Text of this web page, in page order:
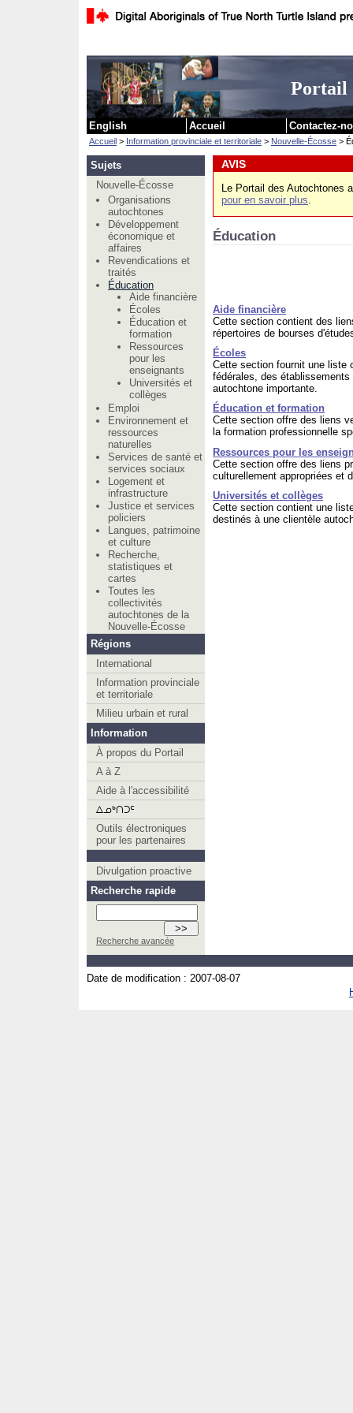
Portail
English Accueil Contactez-
Accueil > Information provinciale et territoriale > Nouvelle-Écosse >
Sujets
Nouvelle-Écosse
Organisations
autochtones
Développement
économique et
affaires
Revendications et
traités
Éducation
Aide financière
Écoles
Éducation et
formation
Ressources
pour les
enseignants
Universités et
collèges
Emploi
Environnement et
ressources
naturelles
Services de santé et
services sociaux
Logement et
infrastructure
Justice et services
policiers
Langues, patrimoine
et culture
Recherche,
statistiques et
cartes
Toutes les
collectivités
autochtones de la
Nouvelle-Écosse
Régions
International
Information provinciale
et territoriale
Milieu urbain et rural
Information
À propos du Portail
A à Z
Aide à l'accessibilité
Outils électroniques
pour les partenaires
Divulgation proactive
Recherche rapide
Recherche avancée
AVIS
Le Portail des Autochtones
pour en savoir plus.
Éducation
Aide financière
Cette section contient des
répertoires de bourses
Écoles
Cette section fournit une liste
fédérales, des
autochtone importante.
Éducation et formation
Cette section offre des liens
la formation professionnelle
Ressources pour les
Cette section offre des liens
culturellement appropriées et
Universités et collèges
Cette section contient une
destinés à une clientèle
Date de modification : 2007-08-07